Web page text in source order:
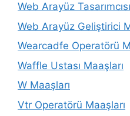
Web Arayüz
Web Arayüz Geliştirici
Wearcadfe Operatörü
Waffle Ustası Maaşları
W Maaşları
Vtr Operatörü Maaşları